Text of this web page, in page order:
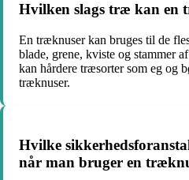
Hvilken slags træ kan en
En træknuser kan bruges til de
blade, grene, kviste og stammer
kan hårdere træsorter som eg og
træknuser.
Hvilke
når man bruger en